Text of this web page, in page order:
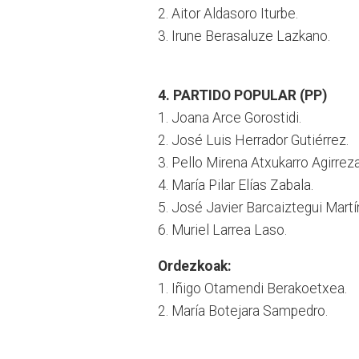
2. Aitor Aldasoro Iturbe.
3. Irune Berasaluze Lazkano.
4. PARTIDO POPULAR (PP)
1. Joana Arce Gorostidi.
2. José Luis Herrador Gutiérrez.
3. Pello Mirena Atxukarro
4. María Pilar Elías Zabala.
5. José Javier Barcaiztegui
6. Muriel Larrea Laso.
Ordezkoak:
1. Iñigo Otamendi Berakoetxea.
2. María Botejara Sampedro.